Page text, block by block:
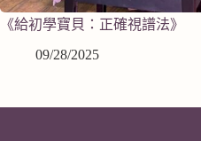
《給初學寶貝：正確視譜法》
09/28/2025